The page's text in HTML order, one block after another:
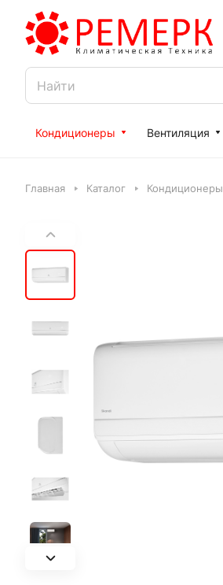
Кондиционеры Вентиляция
Главная Каталог Кондиционеры